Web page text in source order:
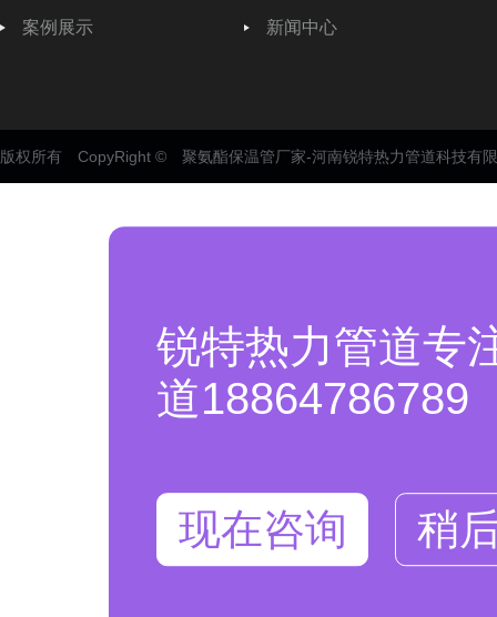
案例展示 新闻中心
版权所有 CopyRight © 聚氨酯保温管厂家-河南锐特热力管道科技有
锐特热力管道专
道18864786789
现在咨询 稍